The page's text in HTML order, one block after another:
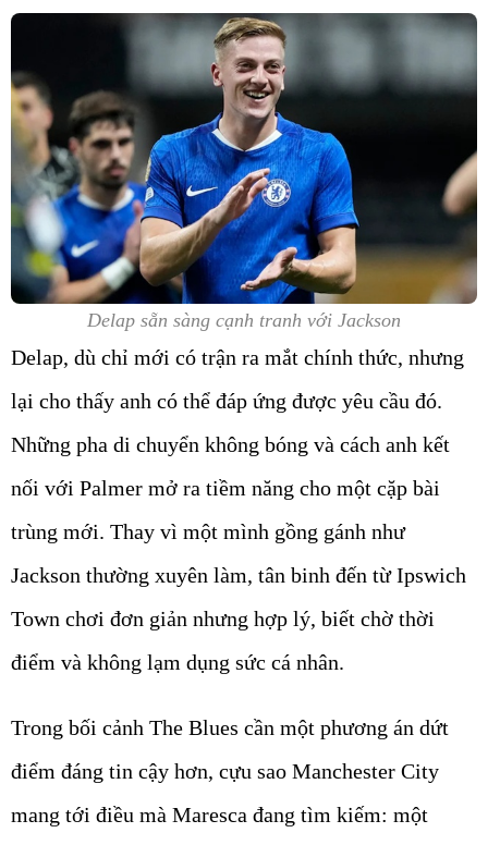
Delap sẵn sàng cạnh tranh với Jackson
Delap, dù chỉ mới có trận ra mắt chính thức, nhưng
lại cho thấy anh có thể đáp ứng được yêu cầu đó.
Những pha di chuyển không bóng và cách anh kết
nối với Palmer mở ra tiềm năng cho một cặp bài
trùng mới. Thay vì một mình gồng gánh như
Jackson thường xuyên làm, tân binh đến từ Ipswich
Town chơi đơn giản nhưng hợp lý, biết chờ thời
điểm và không lạm dụng sức cá nhân.
Trong bối cảnh The Blues cần một phương án dứt
điểm đáng tin cậy hơn, cựu sao Manchester City
mang tới điều mà Maresca đang tìm kiếm: một